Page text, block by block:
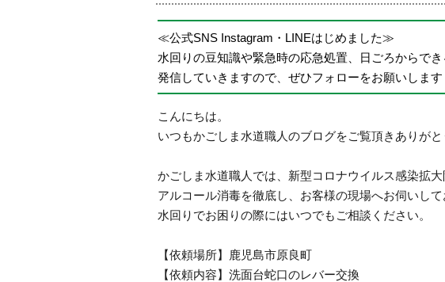
≪公式SNS Instagram・LINEはじめました≫
水回りの豆知識や緊急時の応急処置、日ごろからで
発信していきますので、ぜひフォローをお願いします
こんにちは。
いつもかごしま水道職人のブログをご覧頂きありがと
かごしま水道職人では、新型コロナウイルス感染拡
アルコール消毒を徹底し、お客様の現場へお伺いして
水回りでお困りの際にはいつでもご相談ください。
【依頼場所】鹿児島市原良町
【依頼内容】洗面台蛇口のレバー交換